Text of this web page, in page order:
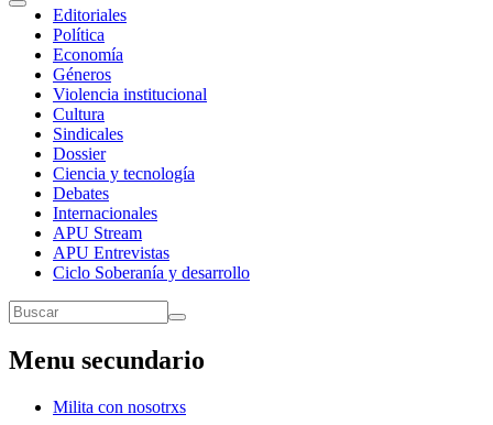
Toggle
navigation
Navegación
principal
Editoriales
Política
Economía
Géneros
Violencia institucional
Cultura
Sindicales
Dossier
Ciencia y tecnología
Debates
Internacionales
APU Stream
APU Entrevistas
Ciclo Soberanía y desarrollo
Buscar
Buscar
Menu secundario
Milita con nosotrxs